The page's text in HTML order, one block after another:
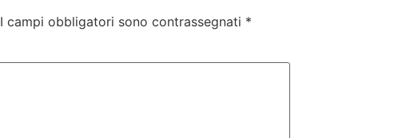
I campi obbligatori sono contrassegnati *